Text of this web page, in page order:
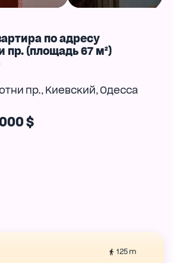
по адресу
пр. (площадь 67 м²)
пр., Киевский, Одесса
$
125 m